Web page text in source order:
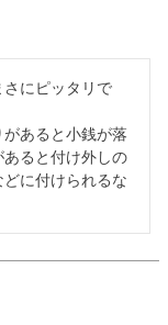
にピッタリで
あると小銭が落
ると付け外しの
に付けられるな